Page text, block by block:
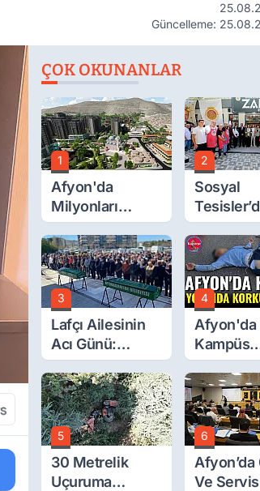
Güncelleme:
ÇOK OKUNANLAR
1
Afyon'da
Milyonları
İlgilendiren
Açıklama! Tarih
Netleşti!
2
Sosyal
Tarife
3
Lafçı Ailesinin
Acı Günü:
Beytullah Lafçı
Vefat Etti
4
Afyon'da
Kampüs
Yolunda
Korkutan
5
30 Metrelik
Uçuruma
6
Afyon’da
Ve Servis